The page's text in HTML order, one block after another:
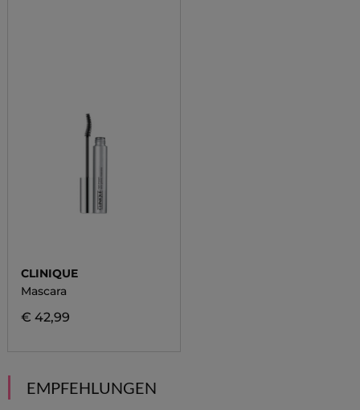
CLINIQUE
Mascara
€ 42,99
EMPFEHLUNGEN